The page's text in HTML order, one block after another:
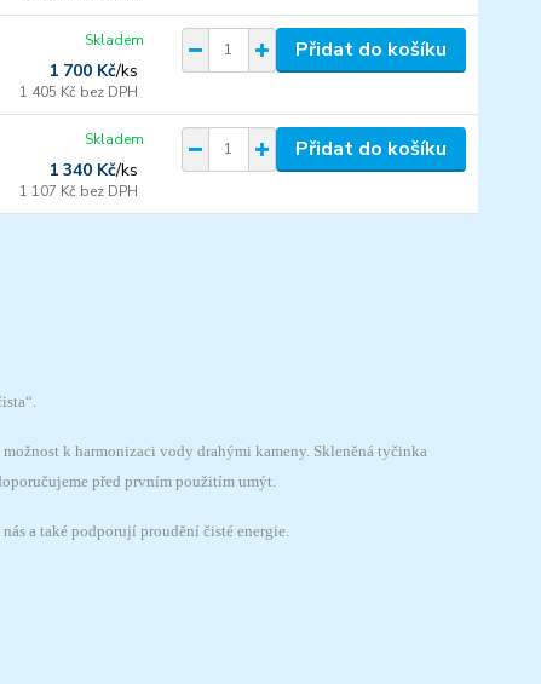
1 700 Kč/ks
1 405 Kč bez DPH
Skladem Přidat do košíku
1 340 Kč/ks
1 107 Kč bez DPH
Skladem Přidat do košíku
k harmonizaci vody drahými kameny. Skleněná tyčinka
před prvním použitím umýt.
a také podporují proudění čisté energie.